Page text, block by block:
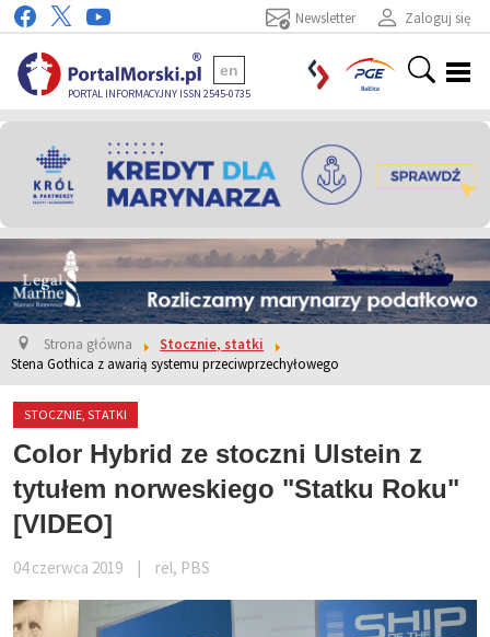
Zaloguj się
Newsletter
PORTAL INFORMACYJNY ISSN 2545-0735
en
Strona główna
Stocznie, statki
Stena Gothica z awarią systemu przeciwprzechyłowego
STOCZNIE, STATKI
Color Hybrid ze stoczni Ulstein z
tytułem norweskiego "Statku Roku"
[VIDEO]
04 czerwca 2019 rel, PBS